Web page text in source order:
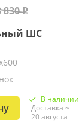
830 Р
ШС
В наличии
Доставка ~
20 августа